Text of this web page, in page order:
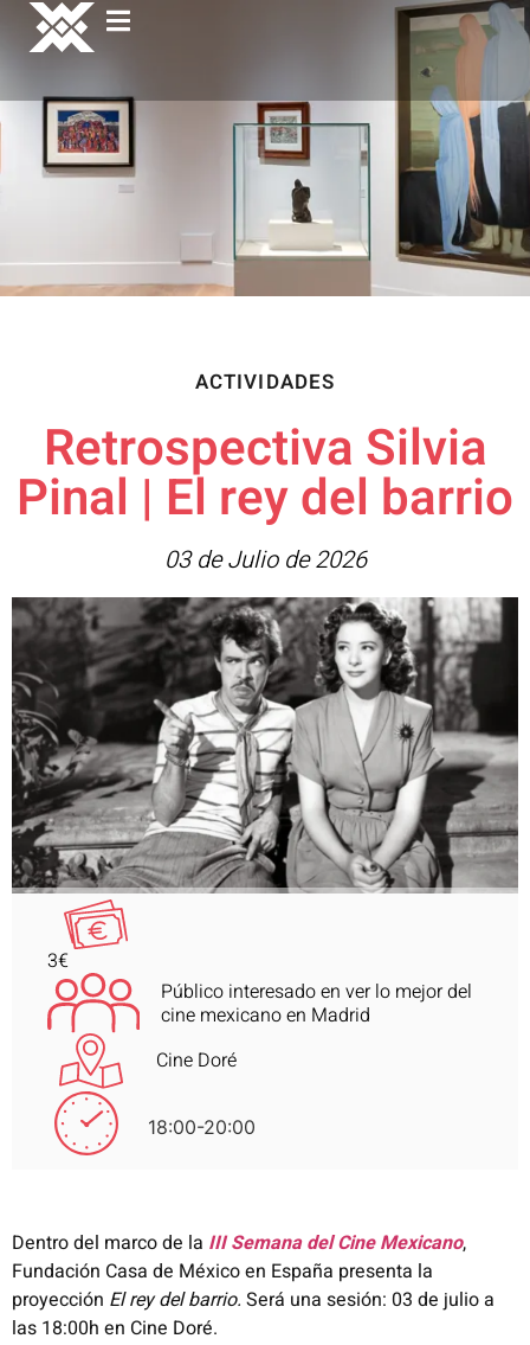
ACTIVIDADES
Retrospectiva Silvia
Pinal | El rey del barrio
03 de Julio de 2026
3€
Público interesado en ver lo mejor del
cine mexicano en Madrid
Cine Doré
18:00-20:00
Dentro del marco de la III Semana del Cine Mexicano,
Fundación Casa de México en España presenta la
proyección El rey del barrio. Será una sesión: 03 de julio a
las 18:00h en Cine Doré.